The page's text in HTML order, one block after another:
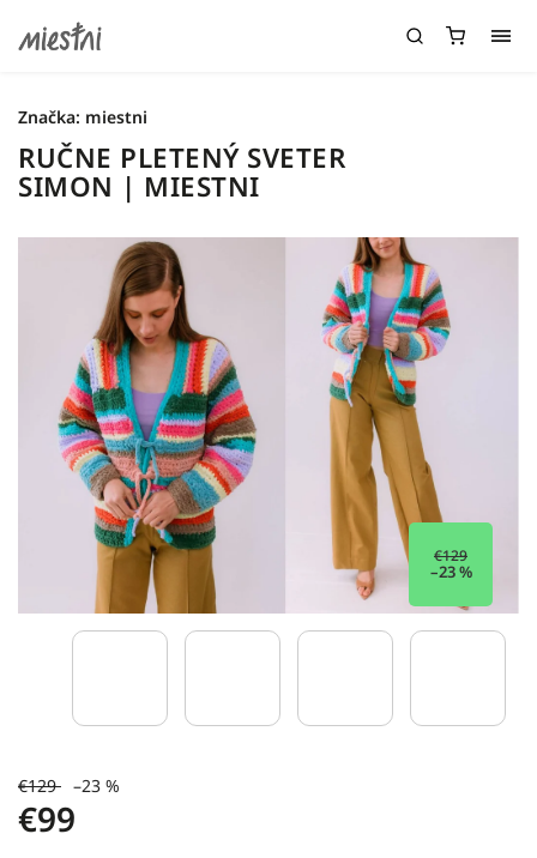
RUČNE PLETENÝ SVETER
SIMON | MIESTNI
€129
–23 %
€129 –23 %
€99
Značka: miestni